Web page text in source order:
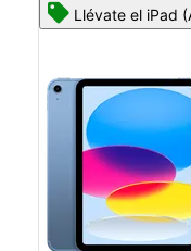
Llévate el iPad